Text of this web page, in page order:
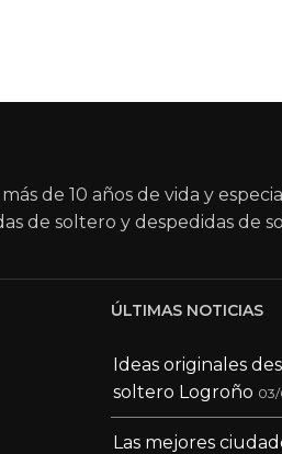
de 10 años de vida y
de soltero y despedidas de
ÚLTIMAS NOTICIAS
Ideas originales
soltero Logroño
Las mejores